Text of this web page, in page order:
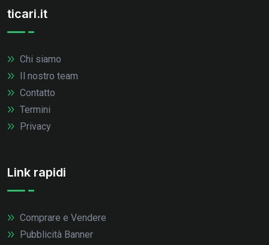
ticari.it
Chi siamo
Il nostro team
Contatto
Termini
Privacy
Link rapidi
Comprare e Vendere
Pubblicità Banner